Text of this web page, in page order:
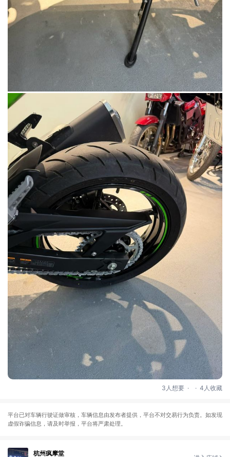
3人想要 . . 4人收藏
平台已对车辆行驶证做审核，车辆信息由发布者提供，平台不对交易行为负责。如发现
虚假诈骗信息，请及时举报，平台将严肃处理。
杭州疯摩堂